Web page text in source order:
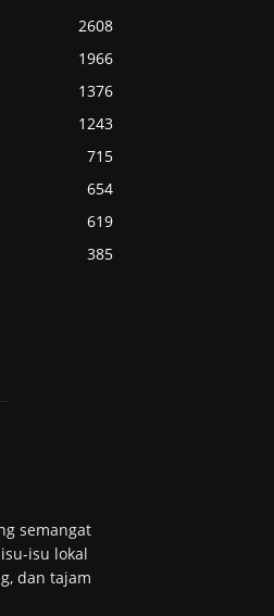
2608
1966
1376
1243
715
654
619
385
semangat
isu lokal
dan tajam